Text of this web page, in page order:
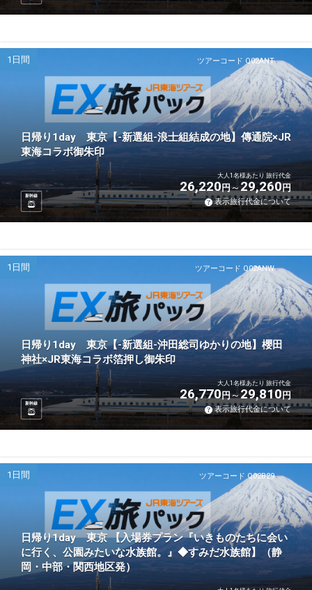
ツアーコード Q02ANT
1日間
日帰り1day 東京【-新選組-浪士組結成の地】傳通院×JR
東海コラボ御朱印
新幹線
大人1名様あたり 旅行代金
26,220円 29,260円
表示旅行代金について
ツアーコード Q02ANW
1日間
日帰り1day 東京【-新選組-沖田総司ゆかりの地】櫻田
神社×JR東海コラボ箔押し御朱印
新幹線
大人1名様あたり 旅行代金
26,770円 29,810円
表示旅行代金について
ツアーコード Q02B29
1日間
日帰り1day 東京 【入場券プラン『いきものたちに会い
に行く、公園みたいな水族館。』◆すみだ水族館】（静
岡・中部・関西地区発）